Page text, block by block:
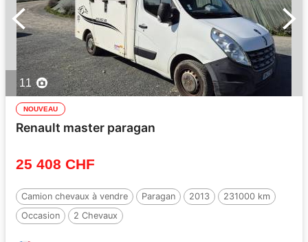
11
NOUVEAU
Renault master paragan
25 408 CHF
Camion chevaux à vendre Paragan 2013
231000 km
Occasion
2 Chevaux